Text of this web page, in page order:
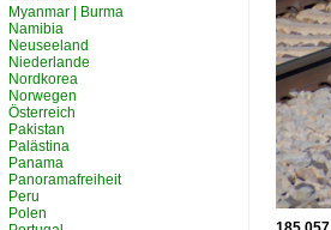
Myanmar | Burma
Namibia
Neuseeland
Niederlande
Nordkorea
Norwegen
Österreich
Pakistan
Palästina
Panama
Panoramafreiheit
Peru
Polen